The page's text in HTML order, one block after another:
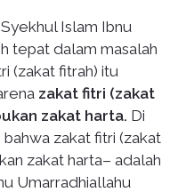
Islam Ibnu
tepat dalam masalah
(zakat fitrah) itu
zakat fitri (zakat
zakat harta. Di
zakat fitri (zakat
zakat harta– adalah
Umarradhiallahu